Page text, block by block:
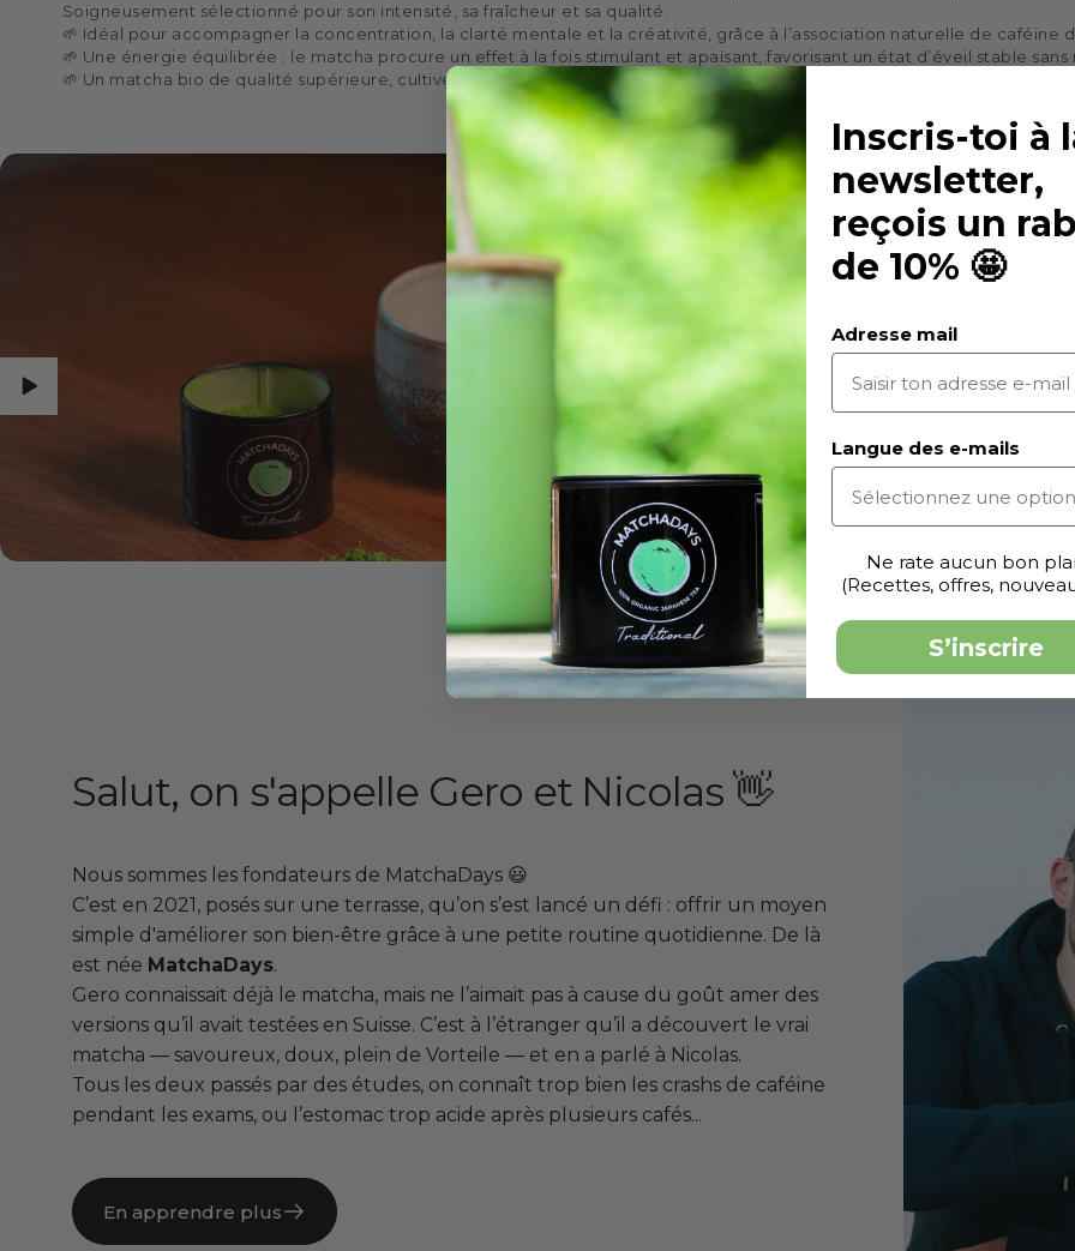
Soigneusement sélectionné pour son intensité, sa fraîcheur et sa qualité.
🌱 Idéal pour accompagner la concentration, la clarté mentale et la créativité, grâce à l’association naturelle de caféine
🌱 Une énergie équilibrée : le matcha procure un effet à la fois stimulant et apaisant, favorisant un état d’éveil stable sans
🌱 Un matcha bio de qualité supérieure, cultivé au Japon dans le respect de l’environnement, pour garantir pureté,
Le thé matcha est
dans son entièreté.
Étapes 1 et 2 :
bol. Ajoute 70 à 100
Étapes 3 et 4 :
mousseur à lait
ou ajouter du lait
Salut, on s'appelle Gero et Nicolas 👋
Nous sommes les fondateurs de MatchaDays 😃
C’est en 2021, posés sur une terrasse, qu’on s’est lancé un défi : offrir un moyen
simple d'améliorer son bien-être grâce à une petite routine quotidienne. De là
est née MatchaDays.
Gero connaissait déjà le matcha, mais ne l’aimait pas à cause du goût amer des
versions qu’il avait testées en Suisse. C’est à l’étranger qu’il a découvert le vrai
matcha — savoureux, doux, plein de Vorteile — et en a parlé à Nicolas.
Tous les deux passés par des études, on connaît trop bien les crashs de caféine
pendant les exams, ou l’estomac trop acide après plusieurs cafés...
En apprendre plus
Inscris-toi à
newsletter,
reçois un
de 10% 🤩
Adresse mail
Langue des e-mails
Ne rate aucun bon
(Recettes, offres,
S’inscrire